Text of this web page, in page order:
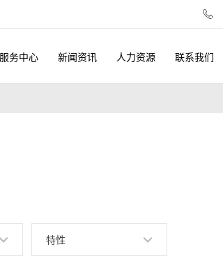
服务中心 新闻资讯 人力资源 联系我们
特性